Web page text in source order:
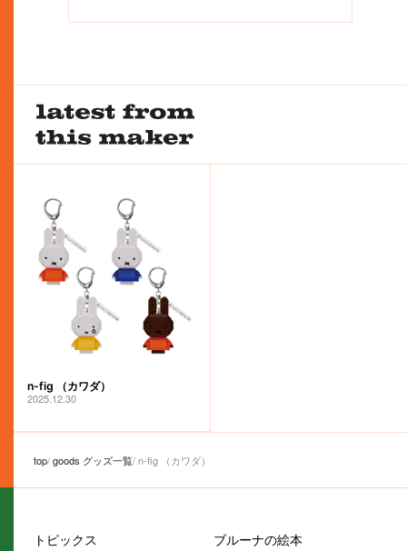
n-fig （カワダ）
2025.12.30
top goods グッズ一覧 n-fig （カワダ）
トピックス
ブルーナの絵本